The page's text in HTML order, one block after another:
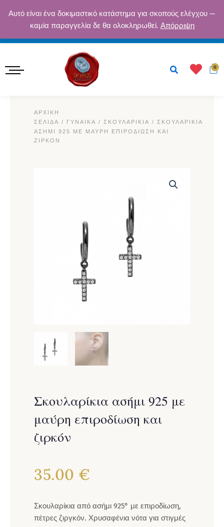
Αυτό είναι ένα δοκιμαστικό κατάστημα για σκοπούς ελέγχου —
καμία παραγγελία δε θα ολοκληρωθεί. Απόρριψη
στο
περιεχόμενο
ΔΩΡΕΆΝ ΑΠΟΣΤΟΛΉ ΓΙΑ ΠΑΡΑΓΓΕΛΊΕΣ ΆΝΩ ΤΩΝ 50€ · ΑΣΦΑΛΕΊΣ
ΠΛΗΡΩΜΈΣ · ΕΓΓΎΗΣΗ ΠΟΙΌΤΗΤΑΣ
0
ΑΡΧΙΚΉ
ΣΕΛΊΔΑ / ΓΥΝΑΙΚΑ / ΣΚΟΥΛΑΡΊΚΙΑ / ΣΚΟΥΛΑΡΊΚΙΑ
ΑΣΉΜΙ 925 ΜΕ ΜΑΎΡΗ ΕΠΙΡΟΔΊΩΣΗ ΚΑΙ
ΖΙΡΚΌΝ
Σκουλαρίκια ασήμι 925 με
μαύρη επιροδίωση και
ζιρκόν
35.00 €
Σκουλαρίκια από ασήμι 925° με επιροδίωση,
πέτρες ζιργκόν. Χρυσαφένια νότα για στιγμές